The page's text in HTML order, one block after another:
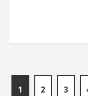
1 2 3